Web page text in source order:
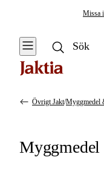
Missa
Myggmedel &
Övrigt Jakt/Myggmedel